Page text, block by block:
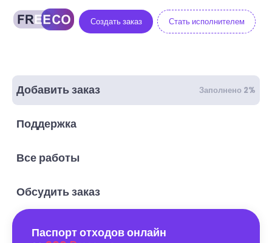
Создать заказ Стать исполнителем
Добавить заказ Заполнено 2%
Поддержка
Все работы
Обсудить заказ
Паспорт отходов онлайн